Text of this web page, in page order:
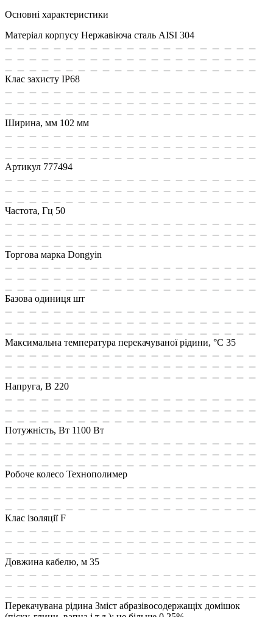
Основні характеристики
Матеріал корпусу Нержавіюча сталь AISI 304
Клас захисту IP68
Ширина, мм 102 мм
Артикул 777494
Частота, Гц 50
Торгова марка Dongyin
Базова одиниця шт
Максимальна температура перекачуваної рідини, °C 35
Напруга, В 220
Потужність, Вт 1100 Вт
Робоче колесо Технополимер
Клас ізоляції F
Довжина кабелю, м 35
Перекачувана рідина Зміст абразівосодержащіх домішок